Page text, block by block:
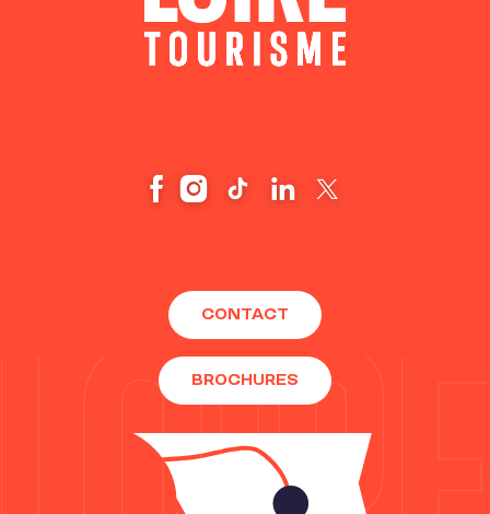
CONTACT
BROCHURES